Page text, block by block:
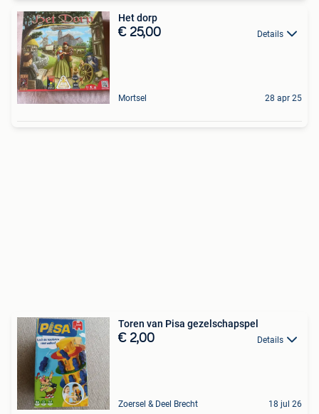
Het dorp
€ 25,00 Details
Mortsel 28 apr 25
Toren van Pisa gezelschapspel
€ 2,00 Details
Zoersel & Deel Brecht 18 jul 26